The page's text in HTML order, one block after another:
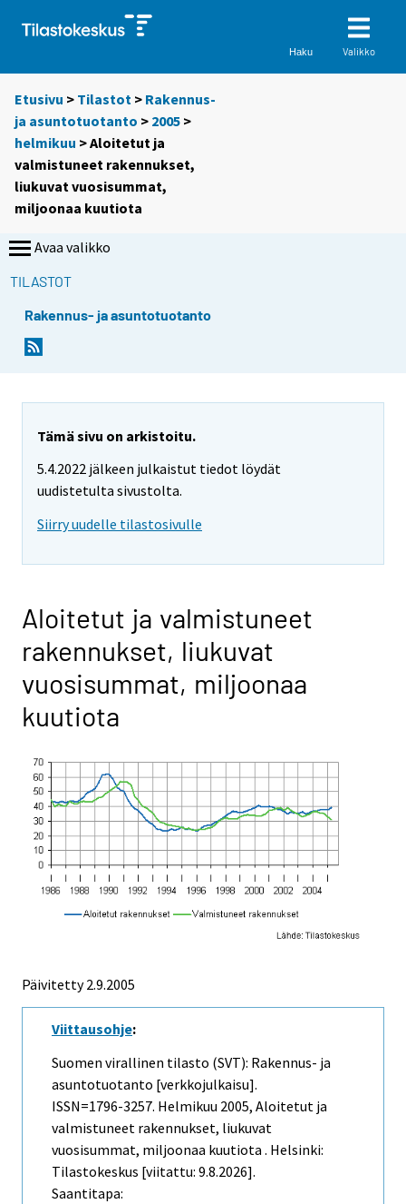
Haku Valikko
Etusivu > Tilastot > Rakennus-
ja asuntotuotanto > 2005 >
helmikuu > Aloitetut ja
valmistuneet rakennukset,
liukuvat vuosisummat,
miljoonaa kuutiota
Avaa valikko
TILASTOT
Rakennus- ja asuntotuotanto
Tämä sivu on arkistoitu.
5.4.2022 jälkeen julkaistut tiedot löydät
uudistetulta sivustolta.
Siirry uudelle tilastosivulle
Aloitetut ja valmistuneet
rakennukset, liukuvat
vuosisummat, miljoonaa
kuutiota
Päivitetty2.9.2005
Viittausohje:
Suomen virallinen tilasto (SVT): Rakennus- ja
asuntotuotanto [verkkojulkaisu].
ISSN=1796-3257. Helmikuu 2005, Aloitetut ja
valmistuneet rakennukset, liukuvat
vuosisummat, miljoonaa kuutiota . Helsinki:
Tilastokeskus [viitattu: 9.8.2026].
Saantitapa: